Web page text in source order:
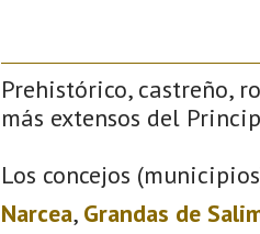
Prehistórico, castreño,
más extensos del
Los concejos
Narcea, Grandas de